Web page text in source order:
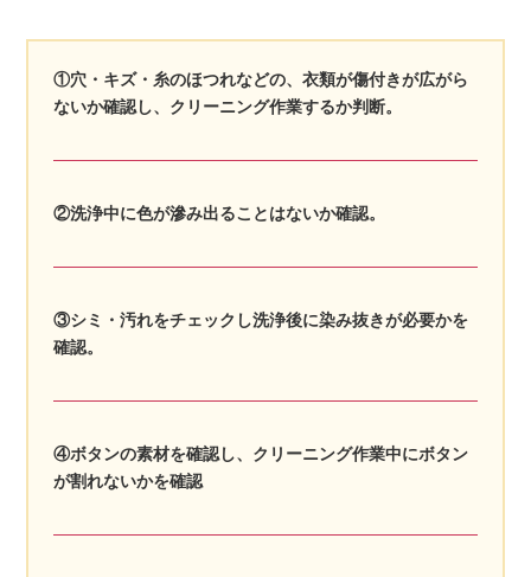
①穴・キズ・糸のほつれなどの、衣類が傷付きが広がら
ないか確認し、クリーニング作業するか判断。
②洗浄中に色が滲み出ることはないか確認。
③シミ・汚れをチェックし洗浄後に染み抜きが必要かを
確認。
④ボタンの素材を確認し、クリーニング作業中にボタン
が割れないかを確認